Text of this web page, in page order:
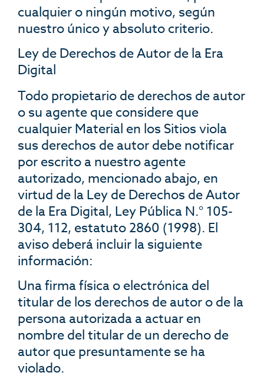
cualquier o ningún motivo, según
nuestro único y absoluto criterio.
Ley de Derechos de Autor de la Era
Digital
Todo propietario de derechos de autor
o su agente que considere que
cualquier Material en los Sitios viola
sus derechos de autor debe notificar
por escrito a nuestro agente
autorizado, mencionado abajo, en
virtud de la Ley de Derechos de Autor
de la Era Digital, Ley Pública N.° 105-
304, 112, estatuto 2860 (1998). El
aviso deberá incluir la siguiente
información:
Una firma física o electrónica del
titular de los derechos de autor o de la
persona autorizada a actuar en
nombre del titular de un derecho de
autor que presuntamente se ha
violado.